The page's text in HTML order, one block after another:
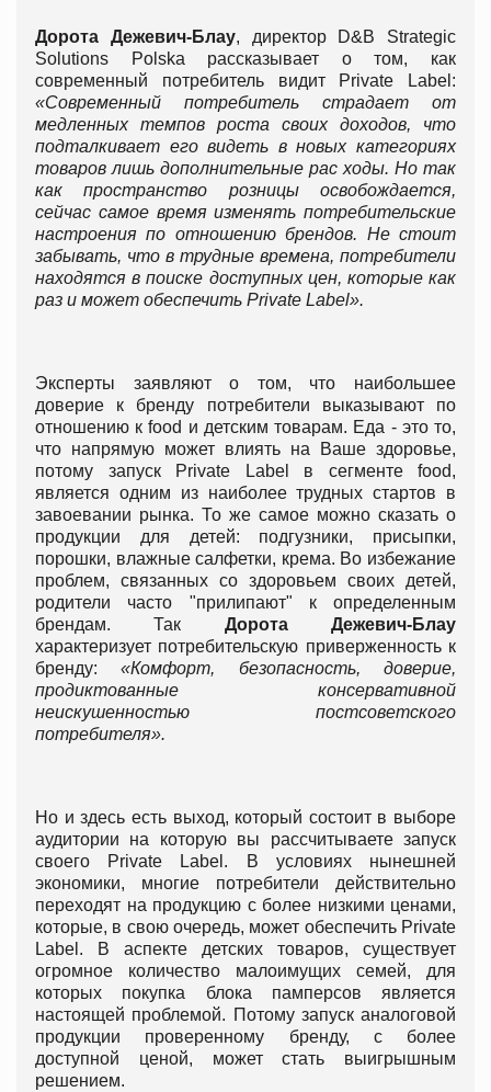
Дорота Дежевич-Блау, директор D&B Strategic
Solutions Polska рассказывает о том, как
современный потребитель видит Private Label:
«Современный потребитель страдает от
медленных темпов роста своих доходов, что
подталкивает его видеть в новых категориях
товаров лишь дополнительные рас ходы. Но так
как пространство розницы освобождается,
сейчас самое время изменять потребительские
настроения по отношению брендов. Не стоит
забывать, что в трудные времена, потребители
находятся в поиске доступных цен, которые как
раз и может обеспечить Private Label».
Эксперты заявляют о том, что наибольшее
доверие к бренду потребители выказывают по
отношению к food и детским товарам. Еда - это то,
что напрямую может влиять на Ваше здоровье,
потому запуск Privatе Label в сегменте food,
является одним из наиболее трудных стартов в
завоевании рынка. То же самое можно сказать о
продукции для детей: подгузники, присыпки,
порошки, влажные салфетки, крема. Во избежание
проблем, связанных со здоровьем своих детей,
родители часто "прилипают" к определенным
брендам. Так Дорота Дежевич-Блау
характеризует потребительскую приверженность к
бренду:«Комфорт, безопасность, доверие,
продиктованные консервативной
неискушенностью постсоветского
потребителя».
Но и здесь есть выход, который состоит в выборе
аудитории на которую вы рассчитываете запуск
своего Privatе Label. В условиях нынешней
экономики, многие потребители действительно
переходят на продукцию с более низкими ценами,
которые, в свою очередь, может обеспечить Privatе
Label. В аспекте детских товаров, существует
огромное количество малоимущих семей, для
которых покупка блока памперсов является
настоящей проблемой. Потому запуск аналоговой
продукции проверенному бренду, с более
доступной ценой, может стать выигрышным
решением.